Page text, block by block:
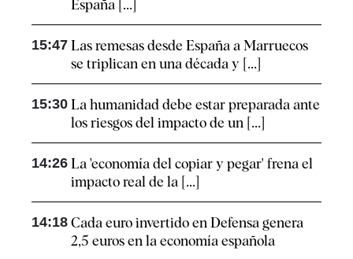
España [...]
15:47 Las remesas desde España a Marruecos
se triplican en una década y [...]
15:30 La humanidad debe estar preparada ante
los riesgos del impacto de un [...]
14:26 La 'economía del copiar y pegar' frena el
impacto real de la [...]
14:18 Cada euro invertido en Defensa genera
2,5 euros en la economía española